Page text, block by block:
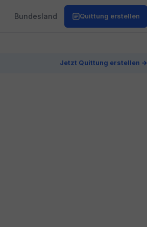
Bundesland Quittung erstellen
Jetzt Quittung erstellen →